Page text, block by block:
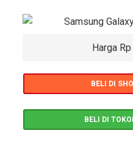
Harga
BELI DI
BELI DI